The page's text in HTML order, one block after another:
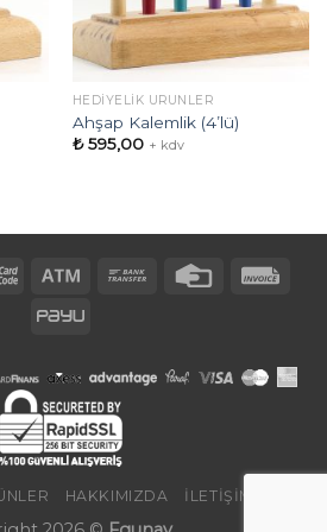
HEDIYELIK ÜRÜNLER
Ahşap Kalemlik (4’lü)
₺595,00 + kdv
HAKKIMIZDA İLETIŞIM